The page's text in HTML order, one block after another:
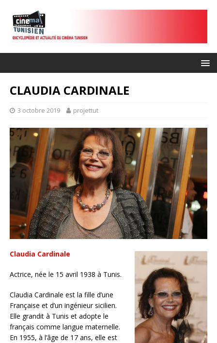
CLAUDIA CARDINALE
3 octobre 2019 projettut
Claudia Cardinale
Actrice, née le 15 avril 1938 à Tunis.
Claudia Cardinale est la fille d’une
Française et d’un ingénieur sicilien.
Elle grandit à Tunis et adopte le
français comme langue maternelle.
En 1955, à l’âge de 17 ans, elle est